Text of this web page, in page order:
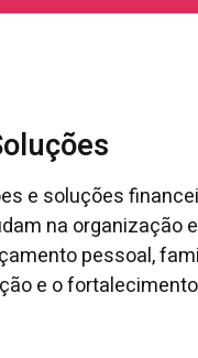
e soluções
na organização
pessoal,
e o